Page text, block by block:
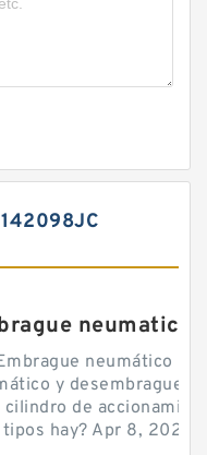
neumatico?
neumático
y desembrague
de
hay? Apr 8, 2020